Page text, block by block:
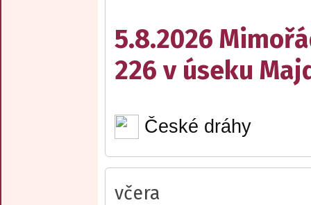
5.8.2026
226 v úseku
České dráhy
včera